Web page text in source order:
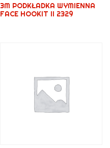
3M PODKŁADKA WYMIENNA
FACE HOOKIT II 2329